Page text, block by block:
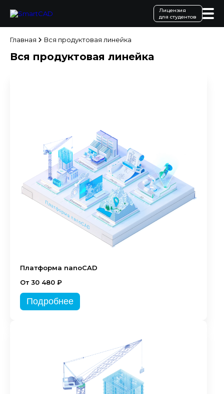
Лицензия
для студентов
Главная Вся продуктовая линейка
Вся продуктовая линейка
Платформа nanoCAD
От 30 480 ₽
Подробнее